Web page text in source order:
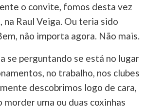
o convite, fomos desta vez
na Raul Veiga. Ou teria sido
não importa agora. Não mais.
se perguntando se está no lugar
no trabalho, nos clubes
descobrimos logo de cara,
morder uma ou duas coxinhas